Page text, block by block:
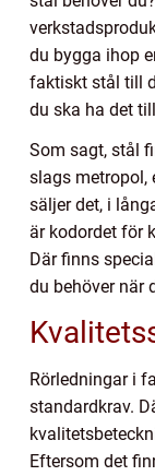
du bygga ihop
faktiskt stål till
du ska ha det
Som sagt, stål
slags metropol,
säljer det, i
är kodordet för
Där finns
du behöver när
Rörledningar i
standardkrav.
Eftersom det